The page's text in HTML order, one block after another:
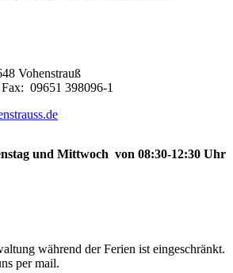
Vohenstrauß
09651 398096-1
und Mittwoch von 08:30-12:30 Uhr
während der Ferien ist eingeschränkt.
per mail.